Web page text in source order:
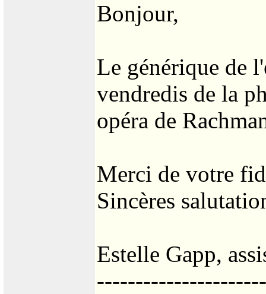
Bonjour,
Le générique de
vendredis de la
opéra de
Merci de votre
Sincères
Estelle Gapp,